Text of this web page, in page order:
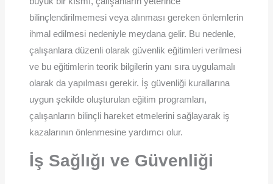
bilinçlendirilmemesi veya alınması gereken önlemlerin
ihmal edilmesi nedeniyle meydana gelir. Bu nedenle,
çalışanlara düzenli olarak güvenlik eğitimleri verilmesi
ve bu eğitimlerin teorik bilgilerin yanı sıra uygulamalı
olarak da yapılması gerekir. İş güvenliği kurallarına
uygun şekilde oluşturulan eğitim programları,
çalışanların bilinçli hareket etmelerini sağlayarak iş
kazalarının önlenmesine yardımcı olur.
İş Sağlığı ve Güvenliği